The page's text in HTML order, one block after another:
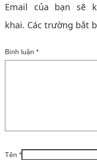
Email của bạn sẽ
khai. Các trường bắt
Bình luận *
Tên *